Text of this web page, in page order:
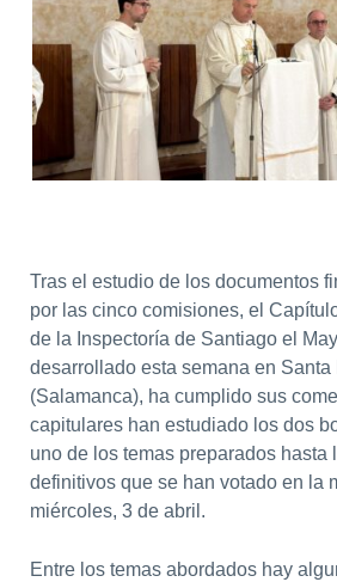
Tras el estudio de los documentos
por las cinco comisiones, el
de la Inspectoría de Santiago el
desarrollado esta semana en Santa
(Salamanca), ha cumplido sus
capitulares han estudiado los dos
uno de los temas preparados hasta
definitivos que se han votado en la
miércoles, 3 de abril.
Entre los temas abordados hay